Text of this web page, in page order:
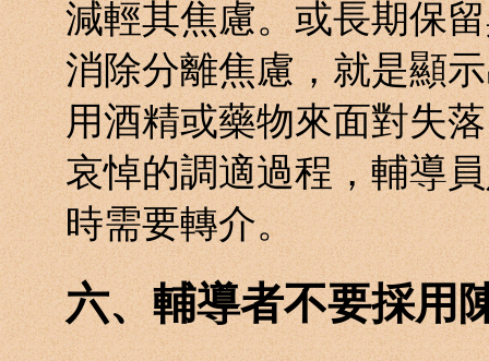
減輕其焦慮。或長期保
消除分離焦慮，就是顯
用酒精或藥物來面對失
哀悼的調適過程，輔導
時需要轉介。
六、輔導者不要採用